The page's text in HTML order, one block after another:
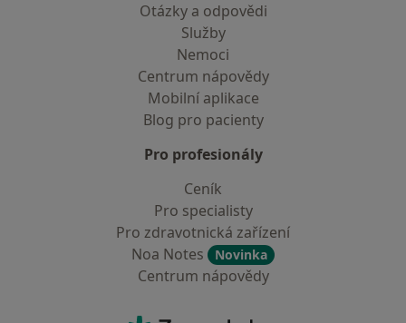
Otázky a odpovědi
Služby
Nemoci
Centrum nápovědy
Mobilní aplikace
Blog pro pacienty
Pro profesionály
Ceník
Pro specialisty
Pro zdravotnická zařízení
Noa Notes
Novinka
Centrum nápovědy